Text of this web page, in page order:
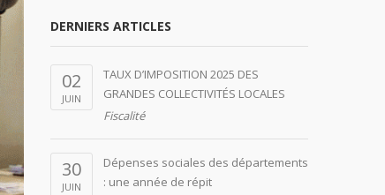
DERNIERS ARTICLES
02
JUIN
TAUX D’IMPOSITION 2025 DES
GRANDES COLLECTIVITÉS LOCALES
Fiscalité
30
JUIN
Dépenses sociales des départements
: une année de répit